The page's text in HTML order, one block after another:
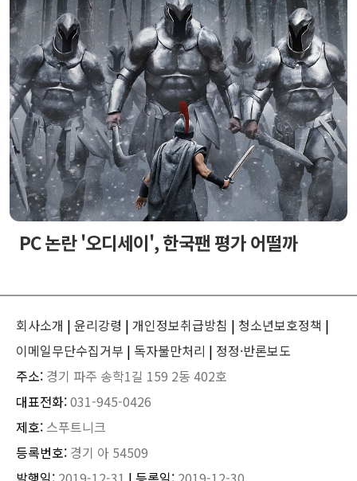
PC 논란 '오디세이', 한국팬 평가 어떨까
회사소개 | 윤리강령 | 개인정보취급방침 | 청소년보호정책 |
이메일무단수집거부 | 독자불만처리 | 정정·반론보도
주소: 경기 파주 송학1길 159 2동 402호
대표전화:031-945-0426
제호: 스푸트니크
등록번호: 경기 아 54509